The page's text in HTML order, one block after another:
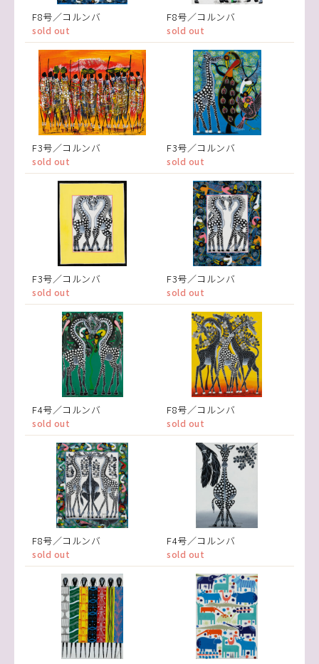
F8号／コルンバ
sold out
F8号／コルンバ
sold out
F3号／コルンバ
sold out
F3号／コルンバ
sold out
F3号／コルンバ
sold out
F3号／コルンバ
sold out
F4号／コルンバ
sold out
F8号／コルンバ
sold out
F8号／コルンバ
sold out
F4号／コルンバ
sold out